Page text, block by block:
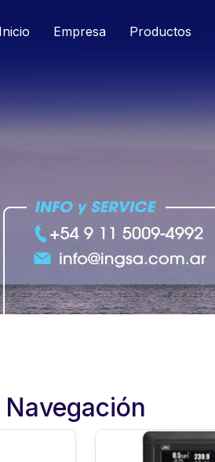
Inicio Empresa Productos